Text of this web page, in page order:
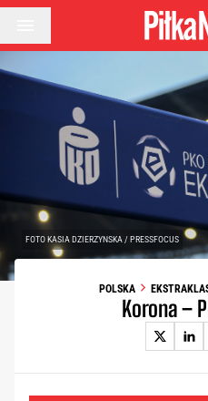
Przejdź do treści
FOTO KASIA DZIERZYNSKA / PRESSFOCUS
POLSKA
Korona –